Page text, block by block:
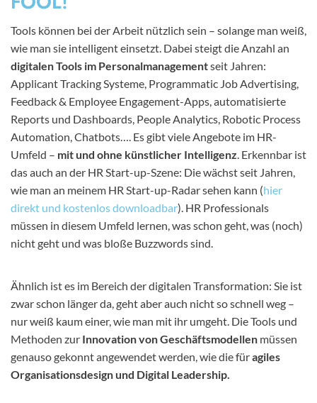
Tools können bei der Arbeit nützlich sein – solange man weiß,
wie man sie intelligent einsetzt. Dabei steigt die Anzahl an
digitalen Tools im Personalmanagementseit Jahren:
Applicant Tracking Systeme, Programmatic Job Advertising,
Feedback & Employee Engagement-Apps, automatisierte
Reports und Dashboards, People Analytics, Robotic Process
Automation, Chatbots…. Es gibt viele Angebote im HR-
Umfeld – mit und ohne künstlicher Intelligenz. Erkennbar ist
das auch an der HR Start-up-Szene: Die wächst seit Jahren,
wie man an meinem HR Start-up-Radar sehen kann (hier
direkt und kostenlos downloadbar). HR Professionals
müssen in diesem Umfeld lernen, was schon geht, was (noch)
nicht geht und was bloße Buzzwords sind.
Ähnlich ist es im Bereich der digitalen Transformation: Sie ist
zwar schon länger da, geht aber auch nicht so schnell weg –
nur weiß kaum einer, wie man mit ihr umgeht. Die Tools und
Methoden zur Innovation von Geschäftsmodellen müssen
genauso gekonnt angewendet werden, wie die füragiles
Organisationsdesign und Digital Leadership.